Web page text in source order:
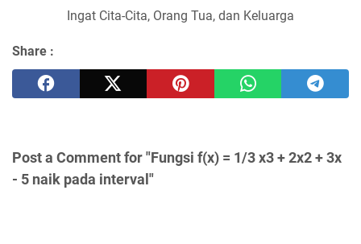
Ingat Cita-Cita, Orang Tua, dan Keluarga
Share :
Post a Comment for "Fungsi f(x) = 1/3 x3 + 2x2 + 3x
- 5 naik pada interval"